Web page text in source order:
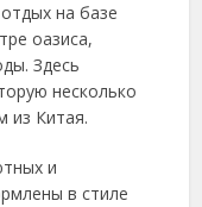
на базе
оазиса,
Здесь
несколько
из Китая.
и
в стиле